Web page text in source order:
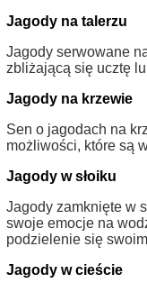
Jagody na talerzu
Jagody serwowane
zbliżającą się ucztę
Jagody na krzewie
Sen o jagodach na
możliwości, które są
Jagody w słoiku
Jagody zamknięte w
swoje emocje na
podzielenie się
Jagody w cieście